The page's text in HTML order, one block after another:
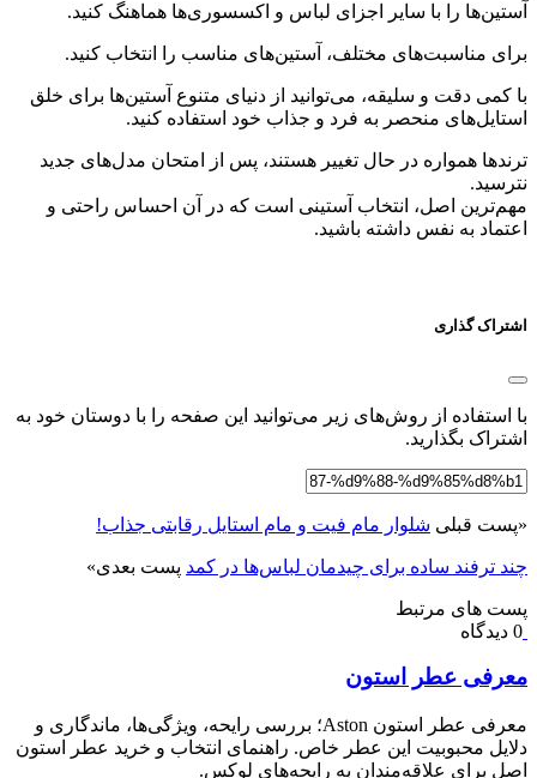
آستین‌ها را با سایر اجزای لباس و اکسسوری‌ها هماهنگ کنید.
برای مناسبت‌های مختلف، آستین‌های مناسب را انتخاب کنید.
با کمی دقت و سلیقه، می‌توانید از دنیای متنوع آستین‌ها برای خلق
استایل‌های منحصر به فرد و جذاب خود استفاده کنید.
ترندها همواره در حال تغییر هستند، پس از امتحان مدل‌های جدید
نترسید.
مهم‌ترین اصل، انتخاب آستینی است که در آن احساس راحتی و
اعتماد به نفس داشته باشید.
اشتراک گذاری
با استفاده از روش‌های زیر می‌توانید این صفحه را با دوستان خود به
اشتراک بگذارید.
«پست قبلی شلوار مام فیت و مام استایل رقابتی جذاب!
چند ترفند ساده برای چیدمان لباس‌ها در کمد پست بعدی»
پست های مرتبط
0 دیدگاه
معرفی عطر استون
معرفی عطر استون Aston؛ بررسی رایحه، ویژگی‌ها، ماندگاری و
دلایل محبوبیت این عطر خاص. راهنمای انتخاب و خرید عطر استون
اصل برای علاقه‌مندان به رایحه‌های لوکس.